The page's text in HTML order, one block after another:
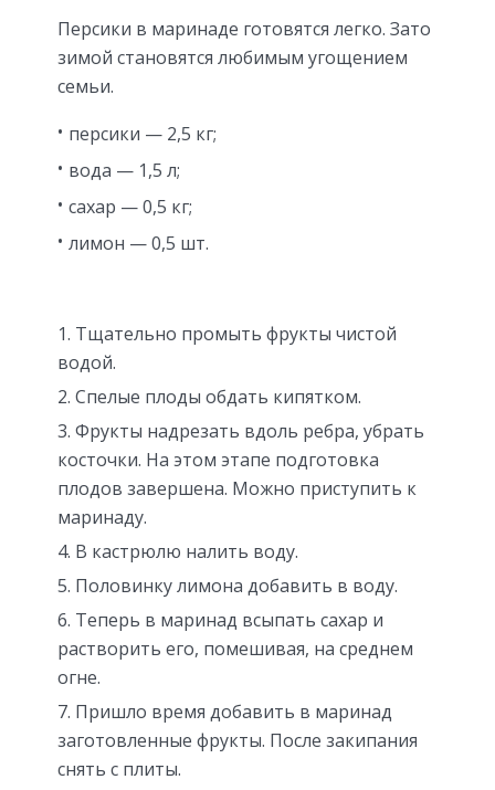
Персики в маринаде готовятся легко. Зато
зимой становятся любимым угощением
семьи.
персики — 2,5 кг;
вода — 1,5 л;
сахар — 0,5 кг;
лимон — 0,5 шт.
Тщательно промыть фрукты чистой
водой.
Спелые плоды обдать кипятком.
Фрукты надрезать вдоль ребра, убрать
косточки. На этом этапе подготовка
плодов завершена. Можно приступить к
маринаду.
В кастрюлю налить воду.
Половинку лимона добавить в воду.
Теперь в маринад всыпать сахар и
растворить его, помешивая, на среднем
огне.
Пришло время добавить в маринад
заготовленные фрукты. После закипания
снять с плиты.